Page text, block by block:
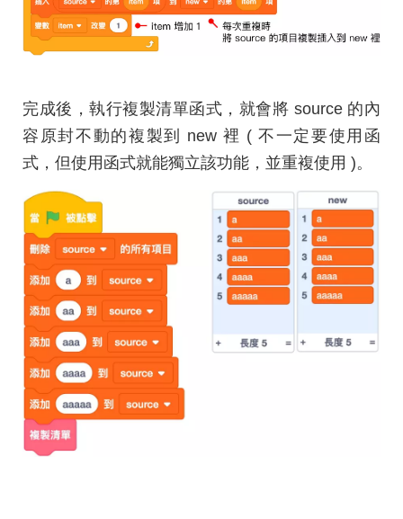
完成後，執行複製清單函式，就會將 source 的內
容原封不動的複製到 new 裡 ( 不一定要使用函
式，但使用函式就能獨立該功能，並重複使用 )。